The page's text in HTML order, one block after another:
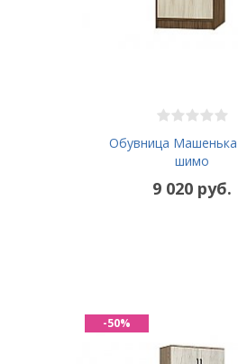
Обувница Машенька
шимо
9 020 руб.
-50%